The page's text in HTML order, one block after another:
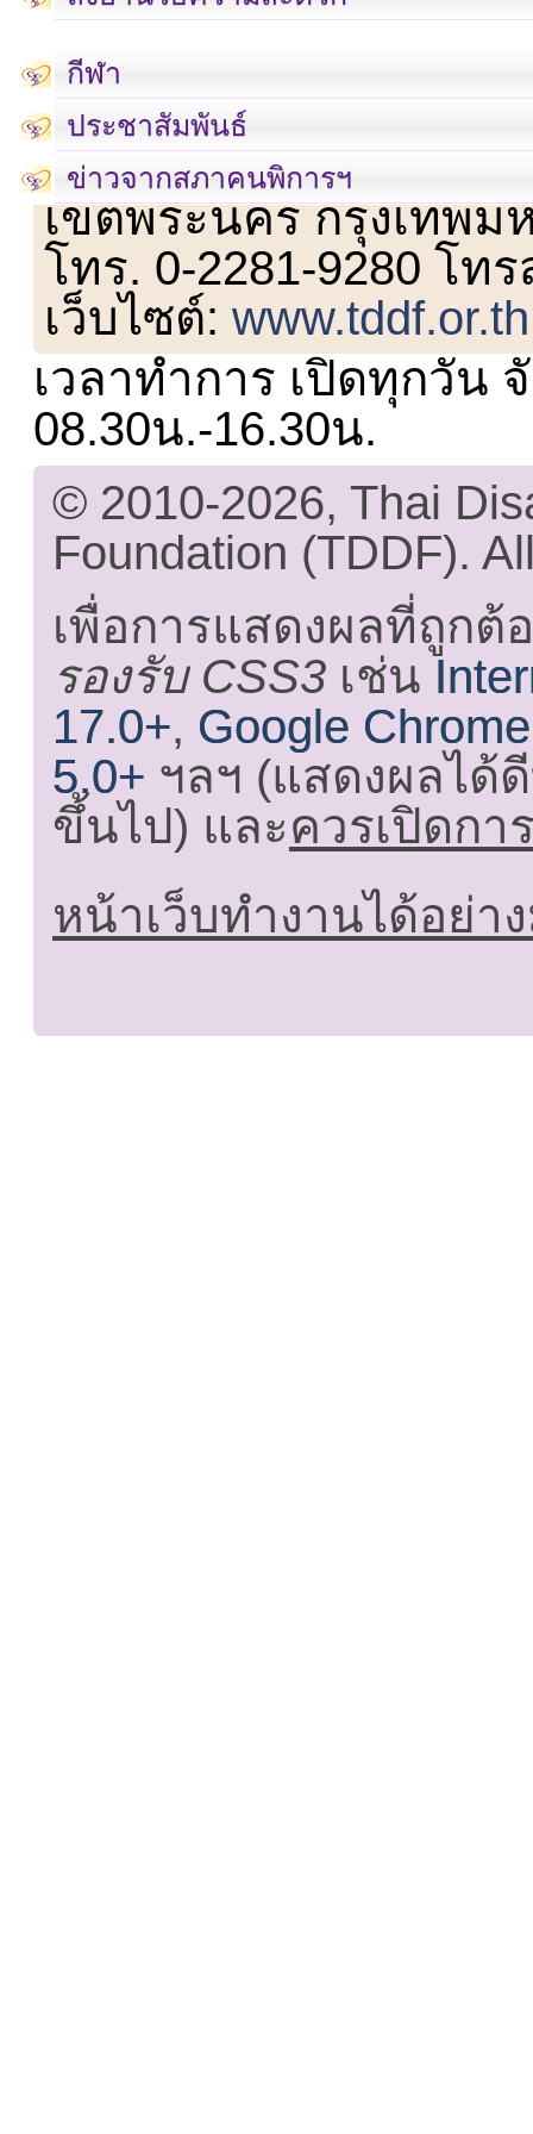
กีฬา
ประชาสัมพันธ์
ข่าวจากสภาคนพิการฯ
เลขที่ 23 ชั้น 2 ถนนวิ
เขตพระนคร กรุงเทพม
โทร. 0-2281-9280 โท
เว็บไซต์:www.tddf.or.th
เวลาทำการ เปิดทุกวัน
08.30น.-16.30น.
© 2010-2026, Thai
Foundation (TDDF).
เพื่อการแสดงผลที่ถูกต้
รองรับ CSS3 เช่น
17.0+, Google
5.0+ ฯลฯ (แสดงผลได้
ขึ้นไป) และควรเปิดกา
หน้าเว็บทำงานได้อย่า